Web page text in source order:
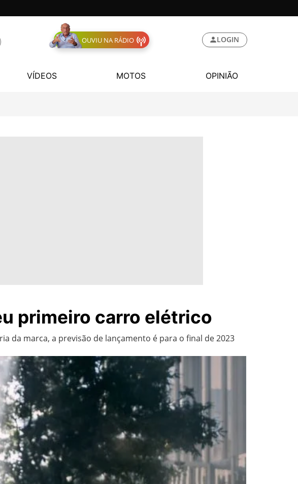
OUVIU NA RÁDIO LOGIN
VÍDEOS MOTOS OPINIÃO
primeiro carro elétrico
da marca, a previsão de lançamento é para o final de 2023